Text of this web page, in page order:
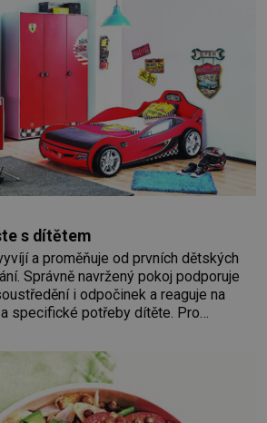
s dítětem
a proměňuje od prvních dětských
Správně navržený pokoj podporuje
i odpočinek a reaguje na
specifické potřeby dítěte. Pro
působit především klidně a útulně.